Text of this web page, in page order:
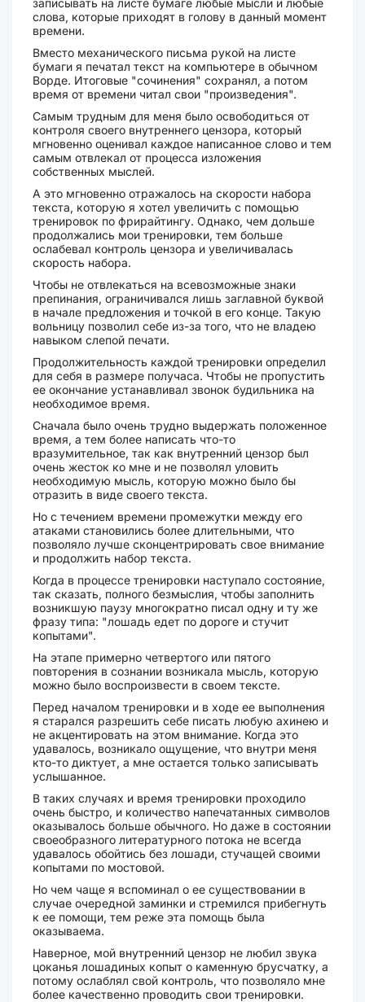
слова, которые приходят в голову в данный момент
времени.
Вместо механического письма рукой на листе
бумаги я печатал текст на компьютере в обычном
Ворде. Итоговые "сочинения" сохранял, а потом
время от времени читал свои "произведения".
Самым трудным для меня было освободиться от
контроля своего внутреннего цензора, который
мгновенно оценивал каждое написанное слово и тем
самым отвлекал от процесса изложения
собственных мыслей.
А это мгновенно отражалось на скорости набора
текста, которую я хотел увеличить с помощью
тренировок по фрирайтингу. Однако, чем дольше
продолжались мои тренировки, тем больше
ослабевал контроль цензора и увеличивалась
скорость набора.
Чтобы не отвлекаться на всевозможные знаки
препинания, ограничивался лишь заглавной буквой
в начале предложения и точкой в его конце. Такую
вольницу позволил себе из-за того, что не владею
навыком слепой печати.
Продолжительность каждой тренировки определил
для себя в размере получаса. Чтобы не пропустить
ее окончание устанавливал звонок будильника на
необходимое время.
Сначала было очень трудно выдержать положенное
время, а тем более написать что-то
вразумительное, так как внутренний цензор был
очень жесток ко мне и не позволял уловить
необходимую мысль, которую можно было бы
отразить в виде своего текста.
Но с течением времени промежутки между его
атаками становились более длительными, что
позволяло лучше сконцентрировать свое внимание
и продолжить набор текста.
Когда в процессе тренировки наступало состояние,
так сказать, полного безмыслия, чтобы заполнить
возникшую паузу многократно писал одну и ту же
фразу типа: "лошадь едет по дороге и стучит
копытами".
На этапе примерно четвертого или пятого
повторения в сознании возникала мысль, которую
можно было воспроизвести в своем тексте.
Перед началом тренировки и в ходе ее выполнения
я старался разрешить себе писать любую ахинею и
не акцентировать на этом внимание. Когда это
удавалось, возникало ощущение, что внутри меня
кто-то диктует, а мне остается только записывать
услышанное.
В таких случаях и время тренировки проходило
очень быстро, и количество напечатанных символов
оказывалось больше обычного. Но даже в состоянии
своеобразного литературного потока не всегда
удавалось обойтись без лошади, стучащей своими
копытами по мостовой.
Но чем чаще я вспоминал о ее существовании в
случае очередной заминки и стремился прибегнуть
к ее помощи, тем реже эта помощь была
оказываема.
Наверное, мой внутренний цензор не любил звука
цоканья лошадиных копыт о каменную брусчатку, а
потому ослаблял свой контроль, что позволяло мне
более качественно проводить свои тренировки.